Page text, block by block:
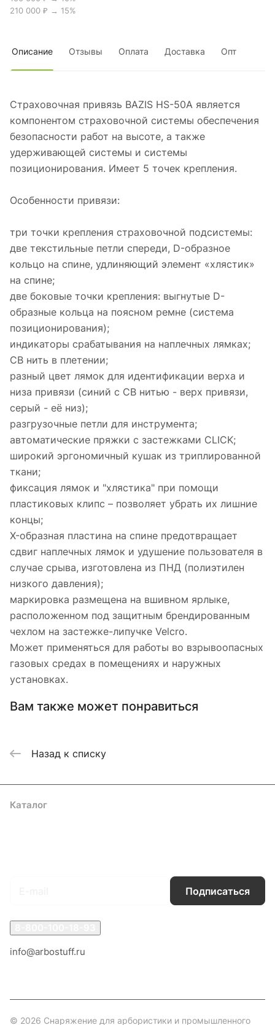
210 000 ₽ → 15%
Описание Отзывы Оплата Доставка Опт
Страховочная привязь BAZIS HS-50А является
компонентом страховочной системы обеспечения
безопасности работ на высоте, а также
удерживающей системы и системы
позиционирования. Имеет 5 точек крепления.
Особенности привязи:
три точки крепления страховочной подсистемы:
две текстильные петли спереди, D-образное
кольцо на спине, удлиняющий элемент «хлястик»
на спине;
две боковые точки крепления: выгнутые D-
образные кольца на поясном ремне (система
позиционирования);
индикаторы срабатывания на наплечных лямках;
СВ нить в плетении;
разный цвет лямок для идентификации верха и
низа привязи (синий с СВ нитью - верх привязи,
серый - её низ);
разгрузочные петли для инструмента;
автоматические пряжки с застежками CLICK;
широкий эргономичный кушак из триплированной
ткани;
фиксация лямок и "хлястика" при помощи
пластиковых клипс – позволяет убрать их лишние
концы;
X-образная пластина на спине предотвращает
сдвиг наплечных лямок и удушение пользователя в
случае срыва, изготовлена из ПНД (полиэтилен
низкого давления);
маркировка размещена на вшивном ярлыке,
расположенном под защитным брендированным
чехлом на застежке-липучке Velcro.
Может применяться для работы во взрывоопасных
газовых средах в помещениях и наружных
установках.
Вам также может понравиться
Назад к списку
Каталог
Подписаться
info@arbostuff.ru
© 2026 Снаряжение для арбористики и промышленного